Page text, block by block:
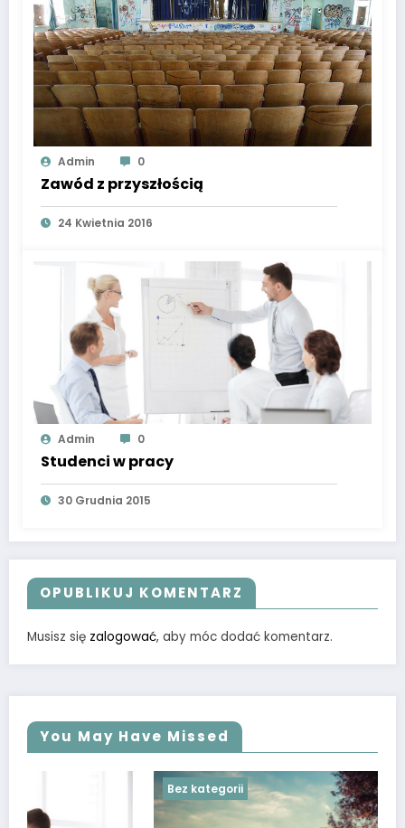
Admin 0
Zawód z przyszłością
24 Kwietnia 2016
Admin 0
Studenci w pracy
30 Grudnia 2015
OPUBLIKUJ KOMENTARZ
Musisz się zalogować, aby móc dodać komentarz.
You May Have Missed